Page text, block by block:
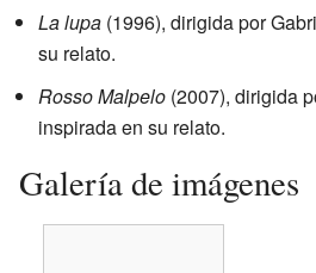
La lupa (1996), dirigida por
su relato.
Rosso Malpelo (2007), dirigida
inspirada en su relato.
Galería de imágenes